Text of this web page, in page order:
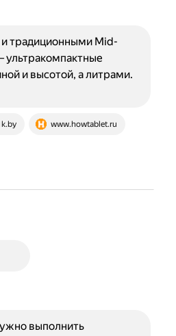
www.howtablet.ru
традиционными Mid-
ультракомпактные
и высотой, а литрами.
выполнить